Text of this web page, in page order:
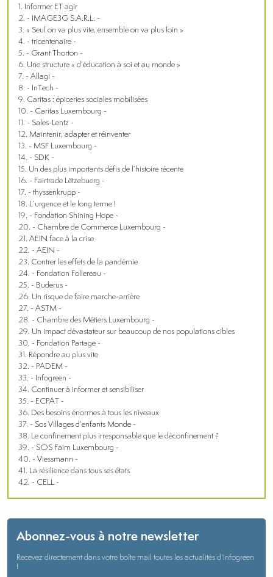
Informer ET agir
- IMAGE3G S.A.R.L. -
« Seul on va plus vite, ensemble on va plus loin »
- tricentenaire -
- Grant Thorton -
Une structure « d’éducation à soi et au monde »
- Allagi -
- InTech -
Caritas : épiceries sociales mobilisées
- Caritas Luxembourg -
- Sales-Lentz -
Maintenir, adapter et réinventer
- MSF Luxembourg -
- SDK -
Un des plus importants défis de l’histoire récente
- Fairtrade Lëtzebuerg -
- thyssenkrupp -
L’urgence et le long terme !
- Fondation Shining Hope -
- Chambre de Commerce Luxembourg -
AEIN face à la crise
- AEIN -
Contrer les effets de la pandémie
- Fondation Follereau -
- Buderus -
Un risque de faire marche-arrière
- ASTM -
- Chambre des Métiers Luxembourg -
Un impact dévastateur sur beaucoup de nos populations cibles
- Fondation Partage -
Répondre au plus vite
- PADEM -
- Infogreen -
Continuer à informer et sensibiliser
- ECPAT -
Des besoins énormes à tous les niveaux
- Sos Villages d’enfants Monde -
Le confinement plus irresponsable que le déconfinement ?
- SOS Faim Luxembourg -
- Viessmann -
La résilience dans tous ses états
- CELL -
Abonnez-vous à notre newsletter
Recevez directement dans votre boîte mail toutes les actualités d'Infogreen
!